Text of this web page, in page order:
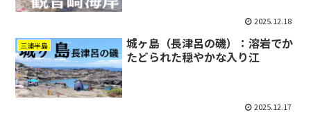
2025.12.18
三浦半島
城ヶ島（長津呂の磯）：溶岩でか
たどられた穏やかな入り江
2025.12.17